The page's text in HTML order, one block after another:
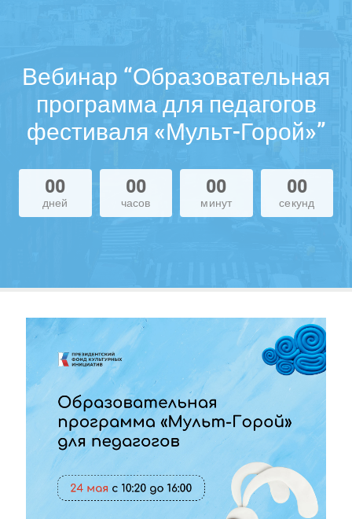
Вебинар “Образовательная
программа для педагогов
фестиваля «Мульт-Горой»”
00
дней
00
часов
00
минут
00
секунд